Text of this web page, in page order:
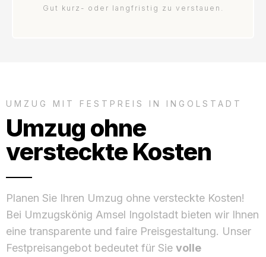
Gut kurz- oder langfristig zu verstauen.
UMZUG MIT FESTPREIS IN INGOLSTADT
Umzug ohne
versteckte Kosten
Planen Sie Ihren Umzug ohne versteckte Kosten!
Bei Umzugskönig Amsel Ingolstadt bieten wir Ihnen
eine transparente und faire Preisgestaltung. Unser
Festpreisangebot bedeutet für Sie volle